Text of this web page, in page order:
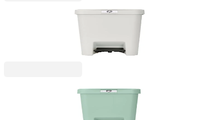
Coș de gunoi cu pedală Brabantia StepUp 16L,
Coș de gunoi cu pedală Brabantia StepUp 10L,